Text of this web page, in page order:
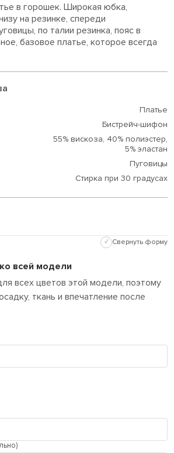
в горошек. Широкая юбка,
на резинке, спереди
по талии резинка, пояс в
базовое платье, которое всегда
Платье
Бистрейч-шифон
55% вискоза, 40% полиэстер,
5% эластан
Пуговицы
Стирка при 30 градусах
✓ Свернуть форму
всей модели
всех цветов этой модели, поэтому
ткань и впечатление после